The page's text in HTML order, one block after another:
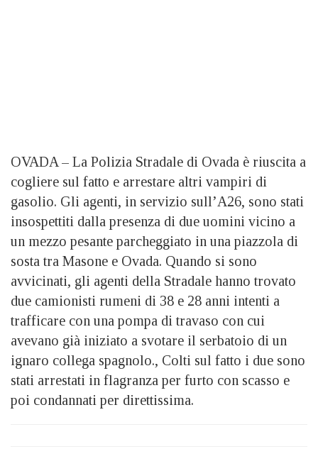
OVADA – La Polizia Stradale di Ovada è riuscita a
cogliere sul fatto e arrestare altri vampiri di
gasolio. Gli agenti, in servizio sull’A26, sono stati
insospettiti dalla presenza di due uomini vicino a
un mezzo pesante parcheggiato in una piazzola di
sosta tra Masone e Ovada. Quando si sono
avvicinati, gli agenti della Stradale hanno trovato
due camionisti rumeni di 38 e 28 anni intenti a
trafficare con una pompa di travaso con cui
avevano già iniziato a svotare il serbatoio di un
ignaro collega spagnolo., Colti sul fatto i due sono
stati arrestati in flagranza per furto con scasso e
poi condannati per direttissima.